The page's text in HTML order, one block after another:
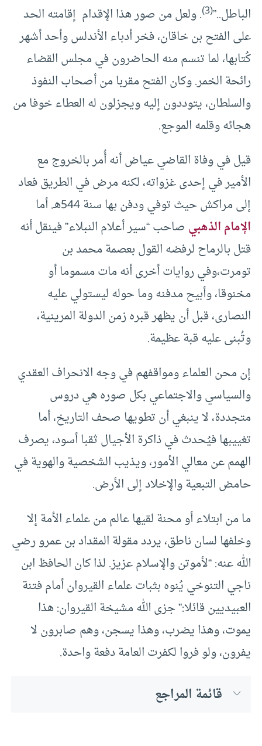
الباطل..”(3) . ولعل من صور هذا الإقدام إقامته الحد
على الفتح بن خاقان، فخر أدباء الأندلس وأحد أشهر
كُتابها، لما تنسم منه الحاضرون في مجلس القضاء
رائحة الخمر. وكان الفتح مقربا من أصحاب النفوذ
والسلطان، يتوددون إليه ويجزلون له العطاء خوفا من
هجائه وقلمه الموجع.
قيل في وفاة القاضي عياض أنه أُمر بالخروج مع
الأمير في إحدى غزواته، لكنه مرض في الطريق فعاد
إلى مراكش حيث توفي ودفن بها سنة 544هـ. أما
الإمام الذهبي صاحب “سير أعلام النبلاء” فينقل أنه
قتل بالرماح لرفضه القول بعصمة محمد بن
تومرت،وفي روايات أخرى أنه مات مسموما أو
مخنوقا، وأبيح مدفنه وما حوله ليستولي عليه
النصارى، قبل أن يظهر قبره زمن الدولة المرينية،
وتُبنى عليه قبة عظيمة.
إن محن العلماء ومواقفهم في وجه الانحراف العقدي
والسياسي والاجتماعي بكل صوره هي دروس
متجددة، لا ينبغي أن تطويها صحف التاريخ، أما
تغييبها فيُحدث في ذاكرة الأجيال ثقبا أسود، يصرف
الهمم عن معالي الأمور، ويذيب الشخصية والهوية في
حامض التبعية والإخلاد إلى الأرض.
ما من ابتلاء أو محنة لقيها عالم من علماء الأمة إلا
وخلفها لسان ناطق، يردد مقولة المقداد بن عمرو رضي
الله عنه: “لأموتن والإسلام عزيز. لذا كان الحافظ ابن
ناجي التنوخي يُنوه بثبات علماء القيروان أمام فتنة
العبيديين قائلا:” جزى الله مشيخة القيروان: هذا
يموت، وهذا يضرب، وهذا يسجن، وهم صابرون لا
يفرون، ولو فروا لكفرت العامة دفعة واحدة.
قائمة المراجع